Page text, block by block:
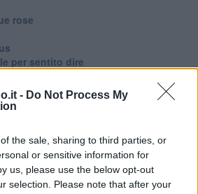
- Do Not Process My
the sale, sharing to third parties, or
or sensitive information for
us, please use the below opt-out
selection. Please note that after your
rose
per sentito dire